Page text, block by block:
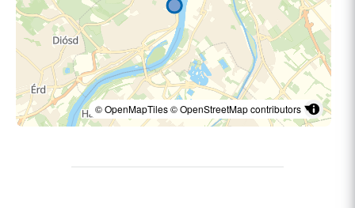
© OpenMapTiles© OpenStreetMap contributors